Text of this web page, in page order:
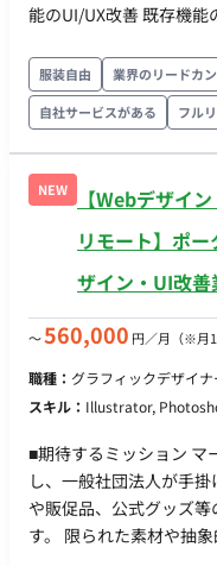
能のUI/UX改善 既存機
案・実行します。 ・ユーザー調査 サービス利用者のニーズや課
題を明らかにするための
追加機能や改善点の根拠とします。 ・
ン 新規追加機能および
やすいインターフェース
化します。 ・プロトタイプ・モックアップの作成 デザイン案を
可視化し、開発チーム
作ツール： Adobe（
タ管理： Adobe CC,
ール： chatwork,
服装自由 業界のリードカ
自社サービスがある
フル
NEW
【Webデザイ
リモート】ポ
ザイン・UI改
〜560,000 円／月 （※月
職種： グラフィックデザイ
スキル： Illustrator,
■期待するミッション マ
し、一般社団法人が手
や販促品、公式グッズ
す。 限られた素材や抽